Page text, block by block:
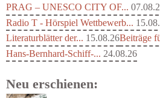
PRAG – UNESCO CITY OF...
Radio T - Hörspiel Wettbewerb...
Literaturblätter der... 15.08.26Beiträge
Hans-Bernhard-Schiff-... 24.08.26
Neu erschienen: